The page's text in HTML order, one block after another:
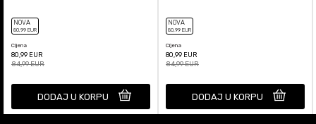
NOVA
80,99 EUR
Cijena
80,99 EUR
84,99EUR
DODAJ U KORPU
NOVA
80,99 EUR
Cijena
80,99 EUR
84,99EUR
DODAJ U KORPU